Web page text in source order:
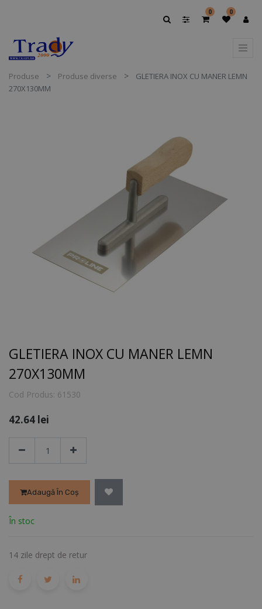
0 0
Produse Produse diverse
GLETIERA INOX CU MANER LEMN
270X130MM
GLETIERA INOX CU MANER LEMN
270X130MM
Cod Produs: 61530
42.64 lei
Adaugă În Coș
În stoc
14 zile drept de retur